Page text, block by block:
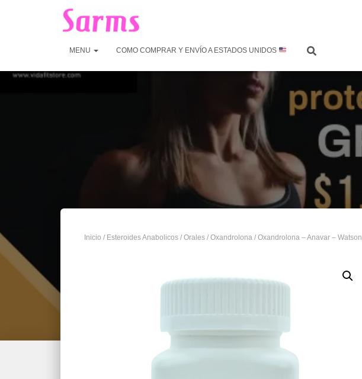
MENU COMO COMPRAR Y ENVÍO A ESTADOS UNIDOS
Inicio / Esteroides Anabolicos / Orales / Oxandrolona / Oxandrolona – Anavar – Watson